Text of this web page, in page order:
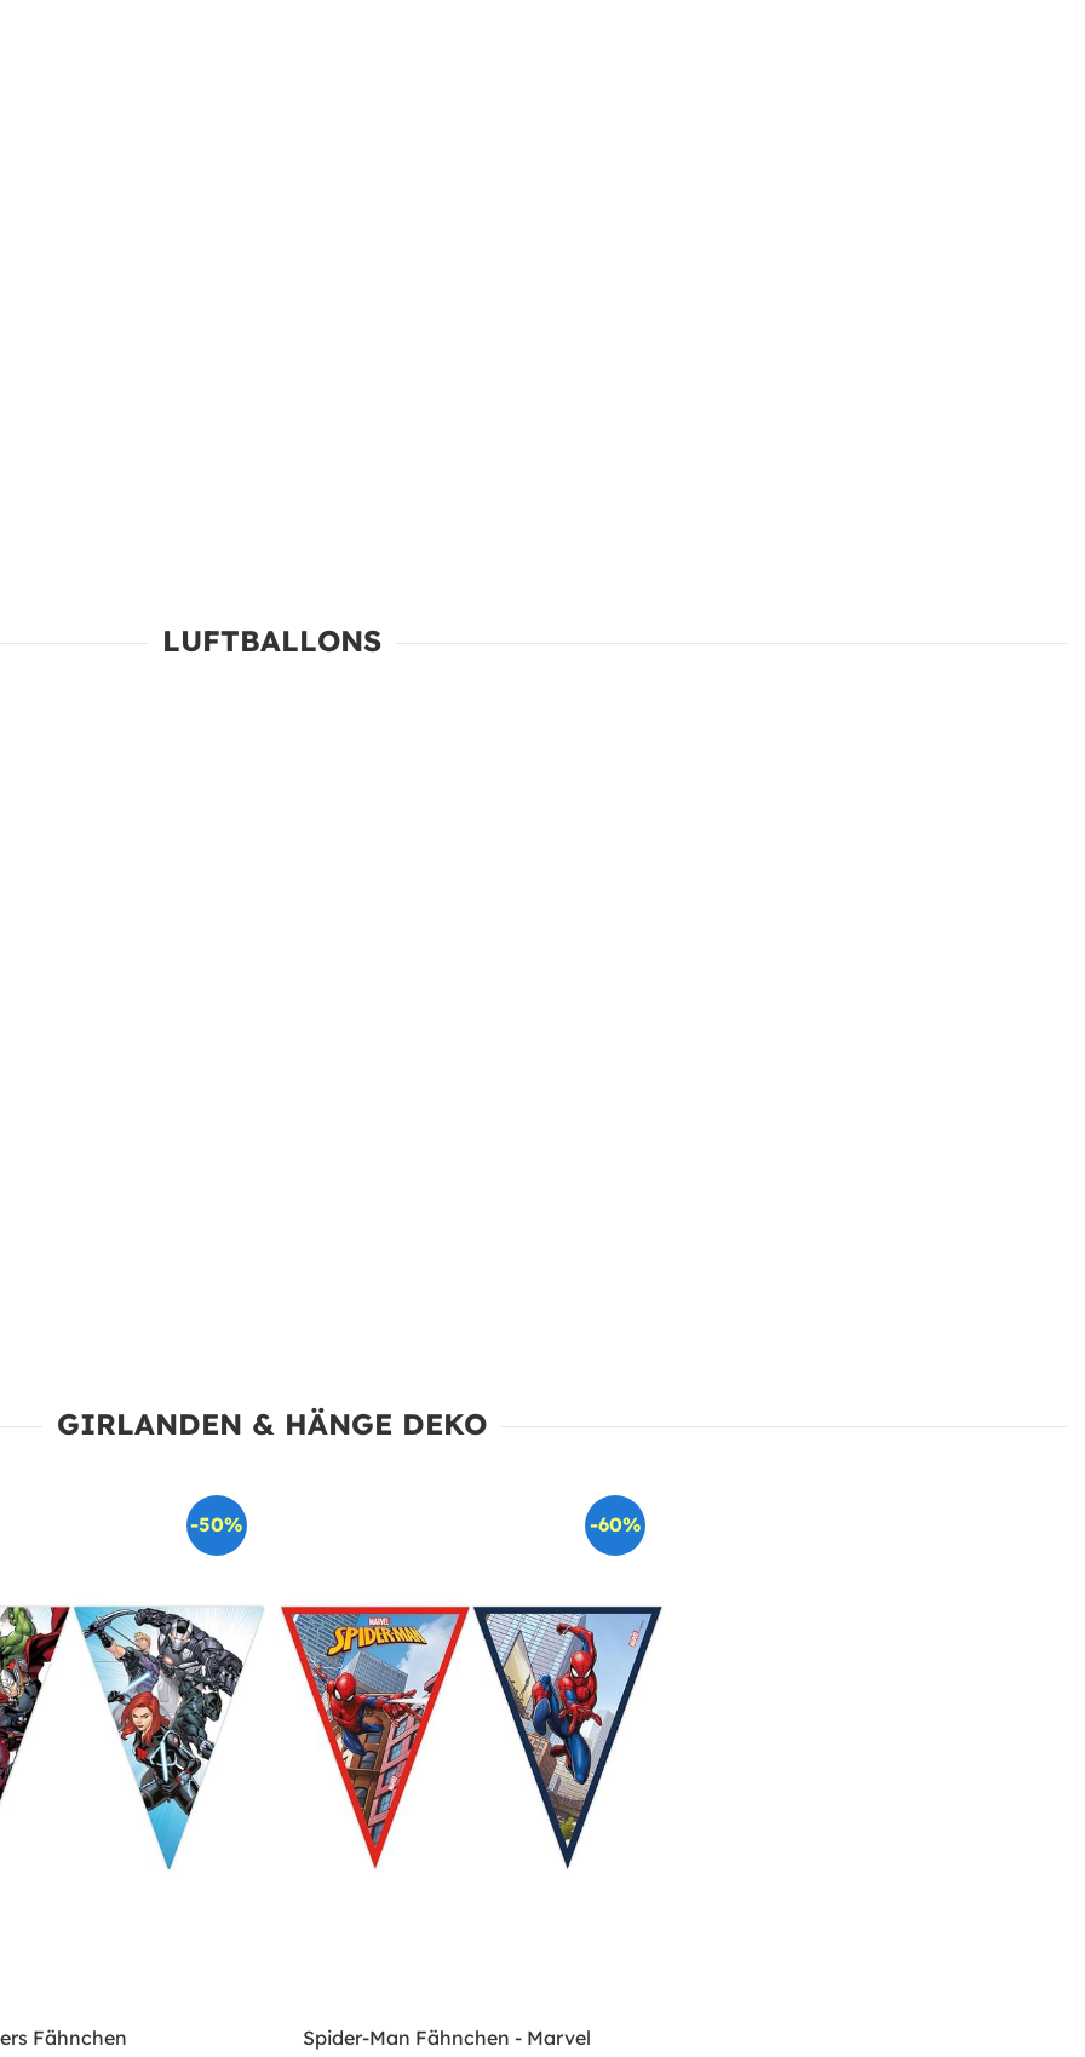
LUFTBALLONS
GIRLANDEN & HÄNGE DEKO
-50%
Fähnchen
-60%
Spider-Man Fähnchen - Marvel